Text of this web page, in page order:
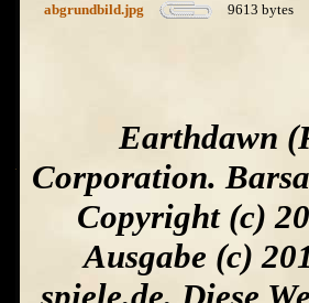
abgrundbild.jpg 9613 bytes
Earthdawn
Corporation.
Copyright (c)
Ausgabe (c)